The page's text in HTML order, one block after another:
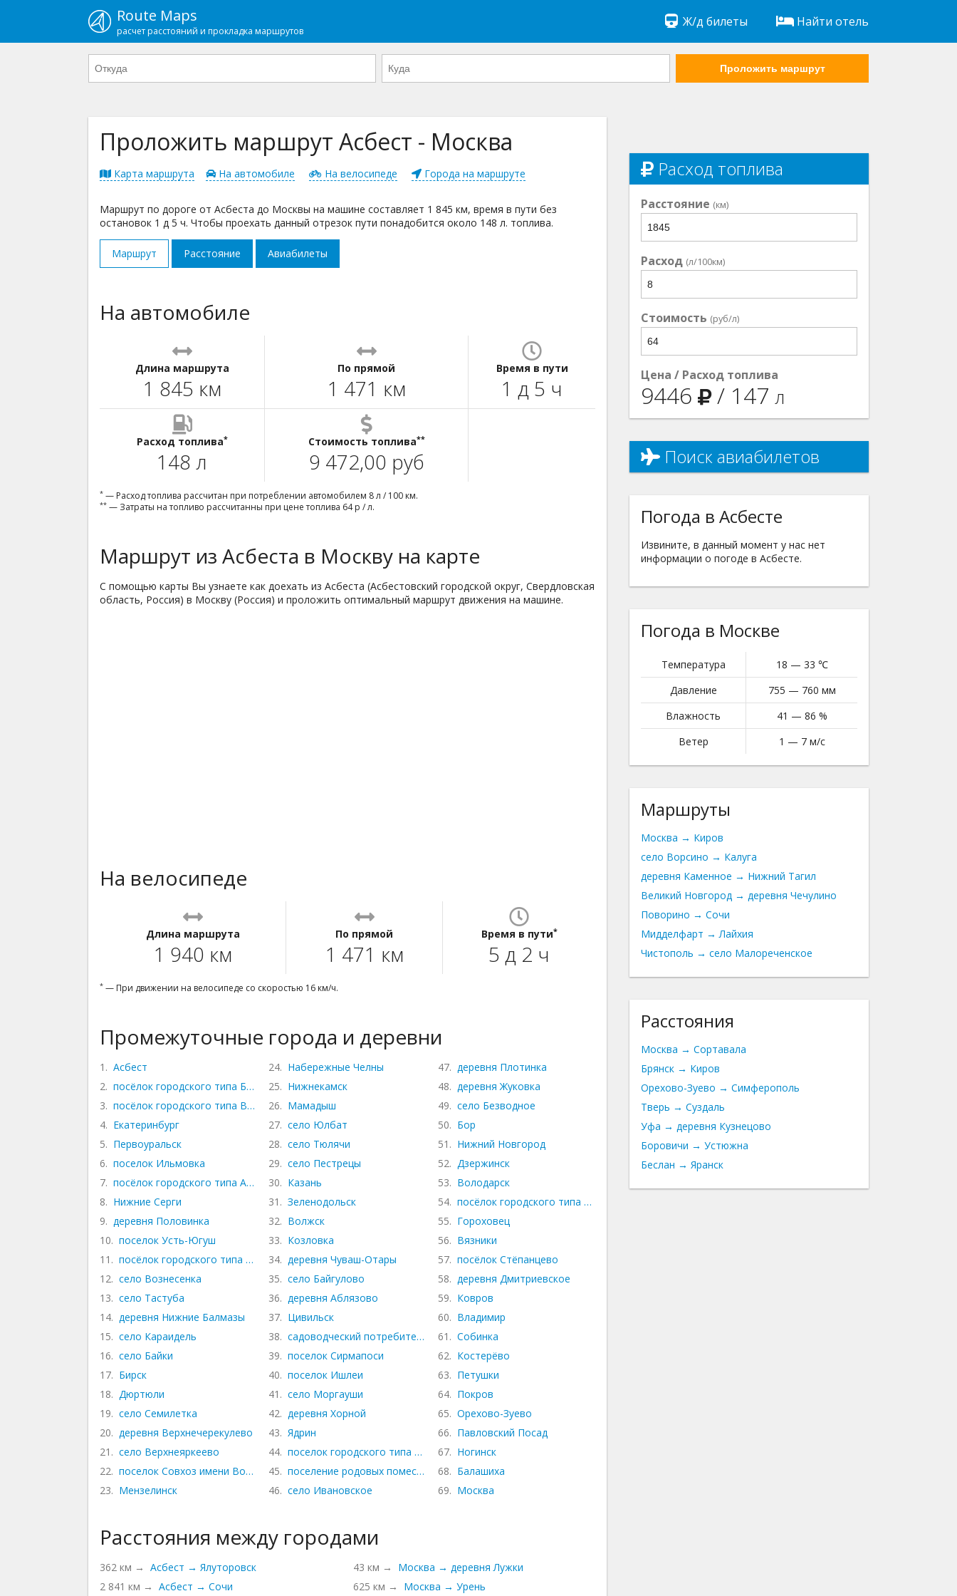
Route Maps
расчет расстояний и прокладка маршрутов
Ж/д билеты Найти отель
Проложить маршрут
Проложить маршрут Асбест - Москва
Карта маршрута На автомобиле На велосипеде Города на маршруте
Маршрут по дороге от Асбеста до Москвы на машине составляет 1 845 км, время в пути без
остановок 1 д 5 ч. Чтобы проехать данный отрезок пути понадобится около 148 л. топлива.
Маршрут Расстояние Авиабилеты
На автомобиле
Длина маршрута
1 845 км
По прямой
1 471 км
Время в пути
1 д 5 ч
Расход топлива*
148 л
Стоимость топлива**
9 472,00 руб
* — Расход топлива рассчитан при потреблении автомобилем 8 л / 100 км.
** — Затраты на топливо рассчитанны при цене топлива 64 р / л.
Маршрут из Асбеста в Москву на карте
С помощью карты Вы узнаете как доехать из Асбеста (Асбестовский городской округ, Свердловская
область, Россия) в Москву (Россия) и проложить оптимальный маршрут движения на машине.
На велосипеде
Длина маршрута
1 940 км
По прямой
1 471 км
Время в пути*
5 д 2 ч
* — При движении на велосипеде со скоростью 16 км/ч.
Промежуточные города и деревни
1. Асбест
2. посёлок городского типа Белоярский
3. посёлок городского типа Верхнее Дуброво
4. Екатеринбург
5. Первоуральск
6. поселок Ильмовка
7. посёлок городского типа Атиг
8. Нижние Серги
9. деревня Половинка
10. поселок Усть-Югуш
11. посёлок городского типа Арти
12. село Вознесенка
13. село Тастуба
14. деревня Нижние Балмазы
15. село Караидель
16. село Байки
17. Бирск
18. Дюртюли
19. село Семилетка
20. деревня Верхнечерекулево
21. село Верхнеяркеево
22. поселок Совхоз имени Воровского
23. Мензелинск
24. Набережные Челны
25. Нижнекамск
26. Мамадыш
27. село Юлбат
28. село Тюлячи
29. село Пестрецы
30. Казань
31. Зеленодольск
32. Волжск
33. Козловка
34. деревня Чуваш-Отары
35. село Байгулово
36. деревня Аблязово
37. Цивильск
38. садоводческий потребительский кооператив Цивиль
39. поселок Сирмапоси
40. поселок Ишлеи
41. село Моргауши
42. деревня Хорной
43. Ядрин
44. поселок городского типа Воротынец
45. поселение родовых поместий Калиновец
46. село Ивановское
47. деревня Плотинка
48. деревня Жуковка
49. село Безводное
50. Бор
51. Нижний Новгород
52. Дзержинск
53. Володарск
54. посёлок городского типа Ильиногорск
55. Гороховец
56. Вязники
57. посёлок Стёпанцево
58. деревня Дмитриевское
59. Ковров
60. Владимир
61. Собинка
62. Костерёво
63. Петушки
64. Покров
65. Орехово-Зуево
66. Павловский Посад
67. Ногинск
68. Балашиха
69. Москва
Расстояния между городами
362 км → Асбест → Ялуторовск
2 841 км → Асбест → Сочи
43 км →
Москва → деревня Лужки
625 км →
Москва → Урень
Расход топлива
Расстояние (км)
Расход (л/100км)
Стоимость (руб/л)
Цена / Расход топлива
9446 / 147 л
Поиск авиабилетов
Погода в Асбесте
Извините, в данный момент у нас нет
информации о погоде в Асбесте.
Погода в Москве
Температура
18 — 33 ℃
Давление
755 — 760 мм
Влажность
41 — 86 %
Ветер
1 — 7 м/с
Маршруты
Москва → Киров
село Ворсино → Калуга
деревня Каменное → Нижний Тагил
Великий Новгород → деревня Чечулино
Поворино → Сочи
Мидделфарт → Лайхия
Чистополь → село Малореченское
Расстояния
Москва → Сортавала
Брянск → Киров
Орехово-Зуево → Симферополь
Тверь → Суздаль
Уфа → деревня Кузнецово
Боровичи → Устюжна
Беслан → Яранск